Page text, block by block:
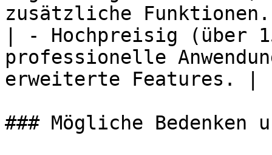
zusätzliche
| - Hochpreisig (über
professionelle
erweiterte Features. |
### Mögliche Bedenken